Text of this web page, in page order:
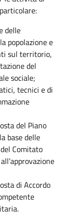
delle
popolazione e
sul territorio,
del
sociale;
tecnici e di
del Piano
base delle
Comitato
di Accordo